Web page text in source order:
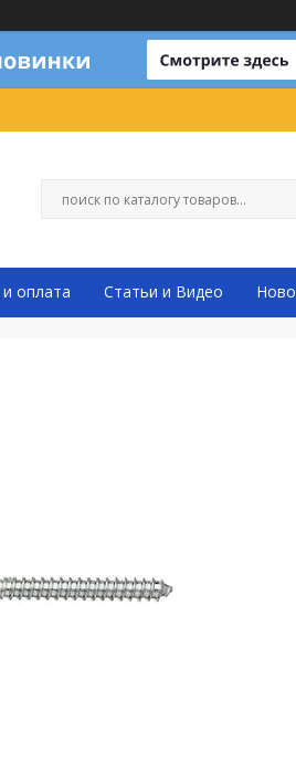
оплата Статьи и Видео